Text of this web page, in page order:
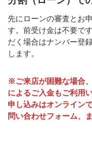
先にローンの審査とお
す。前受け金は不要で
だく場合はナンバー登
します。
※ご来店が困難な場合
によるご入金もご利用
申し込みはオンライン
問い合わせフォーム、